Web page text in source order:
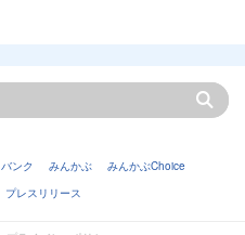
バンク みんかぶ
みんかぶChoice
プレスリリース